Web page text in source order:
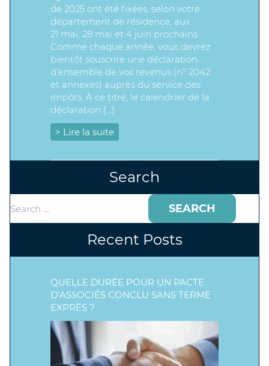
de 2025 ont été fixées, selon votre
département de résidence, aux
21 mai, 28 mai et 4 juin prochains.
Comme chaque année, vous devrez
bientôt souscrire une déclaration
d’ensemble de vos revenus (n° 2042
et annexes) auprès du service des
impôts. À ce titre, le calendrier de la
déclaration […]
> Lire la suite
Search
for:
Recent Posts
QUELLE DURÉE POUR UN PACTE
D’ASSOCIÉS CONCLU SANS TERME
EXPRÈS ?